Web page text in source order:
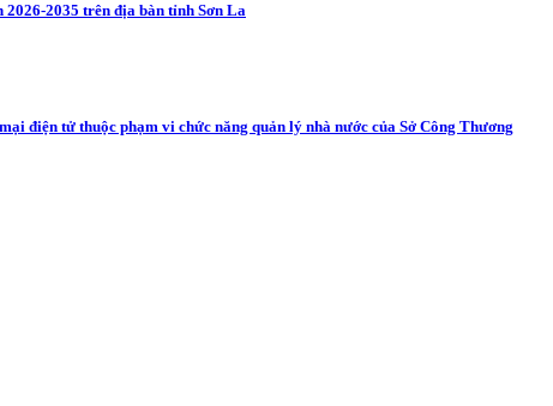
2035 trên địa bàn tỉnh Sơn La
điện tử thuộc phạm vi chức năng quản lý nhà nước của Sở Công Thương